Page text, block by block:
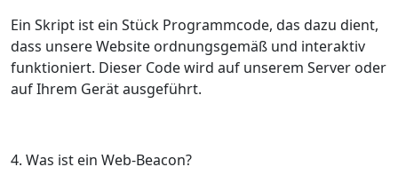
Ein Skript ist ein Stück Programmcode, das dazu dient,
dass unsere Website ordnungsgemäß und interaktiv
funktioniert. Dieser Code wird auf unserem Server oder
auf Ihrem Gerät ausgeführt.
4. Was ist ein Web-Beacon?